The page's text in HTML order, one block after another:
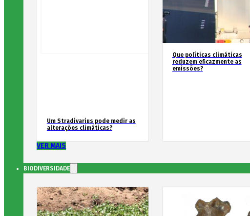
Um Stradivarius pode medir as
alterações climáticas?
Que políticas climáticas
reduzem eficazmente as
emissões?
VER MAIS
BIODIVERSIDADE